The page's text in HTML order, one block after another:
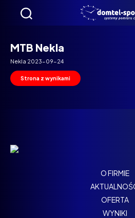
MTB Nekla
Nekla 2023-09-24
Strona z wynikami
O FIRMIE
OFERTA
WYNIKI